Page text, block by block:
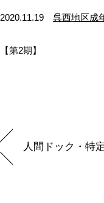
2020.11.19 呉西地区成
【第2期】
人間ドック・特